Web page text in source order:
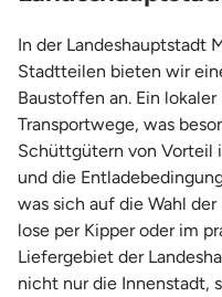
In der Landeshauptstadt
Stadtteilen bieten wir
Baustoffen an. Ein
Transportwege, was
Schüttgütern von Vorteil
und die
was sich auf die Wahl
lose per Kipper oder im
Liefergebiet der
nicht nur die Innenstadt,